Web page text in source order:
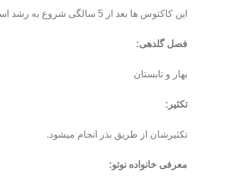
این کاکتوس ها بعد از 5 سالگی شروع به رشد استوانه ای میکنند و طولشان به یک متر هم میرسد.
فصل گلدهی:
بهار و تابستان
تکثیر:
تکثیرشان از طریق بذر انجام میشود.
معرفی خانواده نوتو: